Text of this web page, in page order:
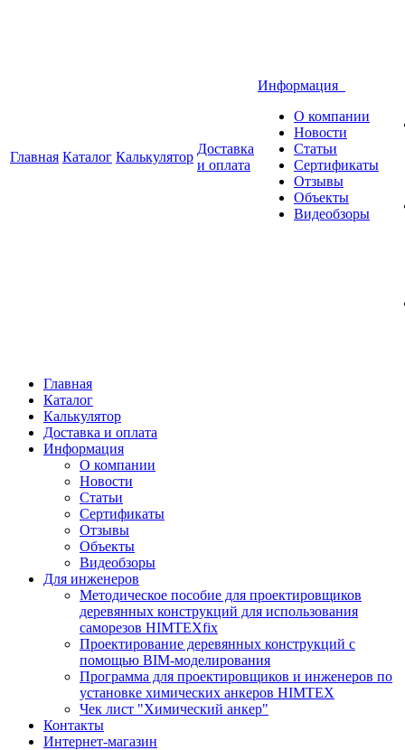
Главная Каталог Калькулятор
Доставка
и оплата
Информация
О компании
Новости
Статьи
Сертификаты
Отзывы
Объекты
Видеобзоры
Главная
Каталог
Калькулятор
Доставка и оплата
Информация
О компании
Новости
Статьи
Сертификаты
Отзывы
Объекты
Видеобзоры
Для инженеров
Методическое пособие для проектировщиков
деревянных конструкций для использования
саморезов HIMTEXfix
Проектирование деревянных конструкций с
помощью BIM-моделирования
Программа для проектировщиков и инженеров по
установке химических анкеров HIMTEX
Чек лист "Химический анкер"
Контакты
Интернет-магазин